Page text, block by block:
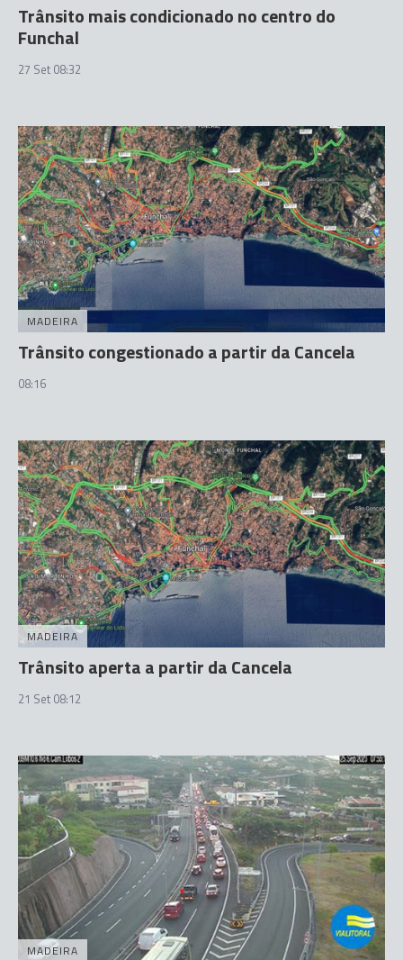
Trânsito mais condicionado no centro do
Funchal
27 Set 08:32
MADEIRA
Trânsito congestionado a partir da Cancela
08:16
MADEIRA
Trânsito aperta a partir da Cancela
21 Set 08:12
MADEIRA